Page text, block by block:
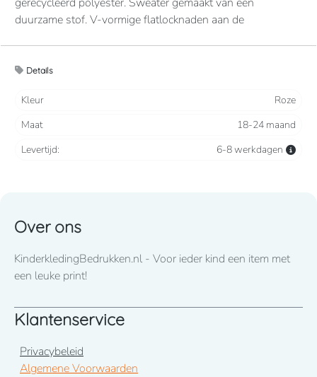
duurzame stof. V-vormige flatlocknaden aan de
Zacht en comfortabel
Details
Kleur
Roze
Maat
18-24 maand
Levertijd:
6-8 werkdagen
Over ons
KinderkledingBedrukken.nl - Voor ieder kind een item met
een leuke print!
Klantenservice
Privacybeleid
Algemene Voorwaarden